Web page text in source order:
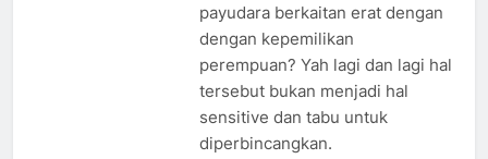
payudara berkaitan erat dengan
dengan kepemilikan
perempuan? Yah lagi dan lagi hal
tersebut bukan menjadi hal
sensitive dan tabu untuk
diperbincangkan.